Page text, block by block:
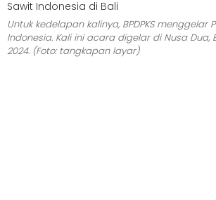
Untuk kedelapan kalinya, BPDPKS menggelar
Indonesia. Kali ini acara digelar di Nusa Dua,
2024. (Foto: tangkapan layar)